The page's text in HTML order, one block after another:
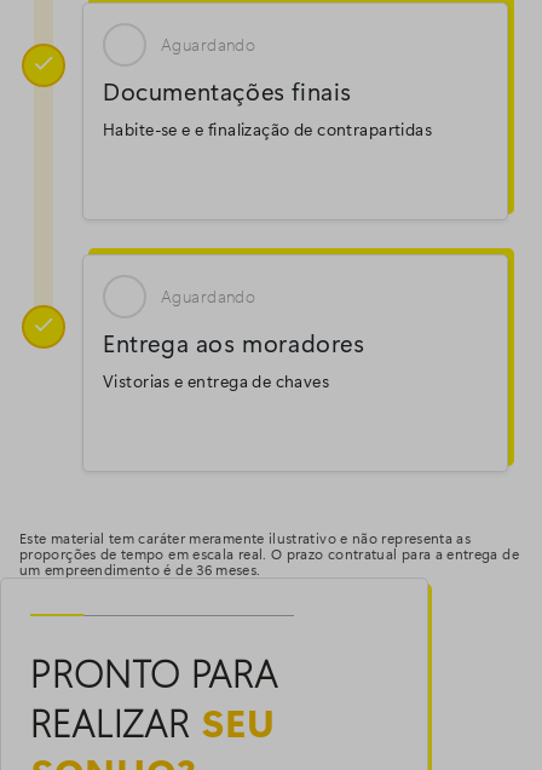


Aguardando
Documentações finais
Habite-se e e finalização de contrapartidas
Aguardando
Entrega aos moradores
Vistorias e entrega de chaves
Este material tem caráter meramente ilustrativo e não representa as
proporções de tempo em escala real. O prazo contratual para a entrega de
um empreendimento é de 36 meses.
PRONTO PARA
REALIZAR SEU